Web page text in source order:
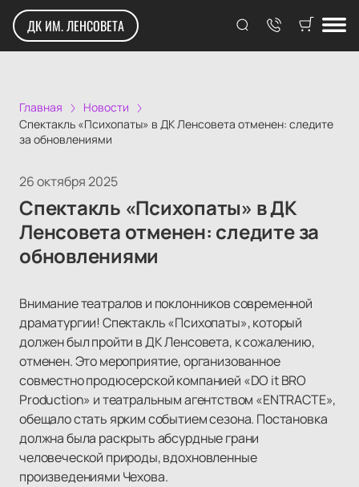
ДК ИМ. ЛЕНСОВЕТА
Главная
Новости
Спектакль «Психопаты» в ДК Ленсовета отменен: следите
за обновлениями
26 октября 2025
Спектакль «Психопаты» в ДК
Ленсовета отменен: следите за
обновлениями
Внимание театралов и поклонников современной
драматургии! Спектакль «Психопаты», который
должен был пройти в ДК Ленсовета, к сожалению,
отменен. Это мероприятие, организованное
совместно продюсерской компанией «DO it BRO
Production» и театральным агентством «ENTRACTE»,
обещало стать ярким событием сезона. Постановка
должна была раскрыть абсурдные грани
человеческой природы, вдохновленные
произведениями Чехова.